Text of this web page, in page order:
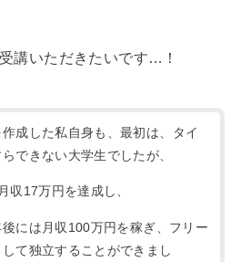
講いただきたいです…！
成した私自身も、最初は、タイ
できない大学生でしたが、
収17万円を達成し、
には月収100万円を稼ぎ、フリー
て独立することができまし